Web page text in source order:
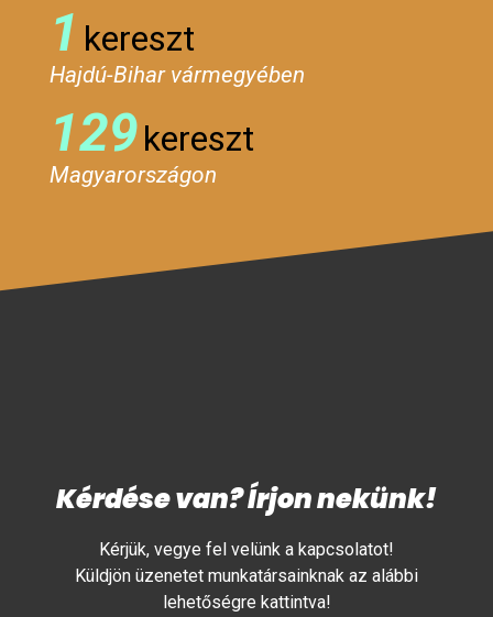
1 kereszt
Hajdú-Bihar vármegyében
129kereszt
Magyarországon
Kérdése van? Írjon nekünk!
Kérjük, vegye fel velünk a kapcsolatot!
Küldjön üzenetet munkatársainknak az alábbi
lehetőségre kattintva!